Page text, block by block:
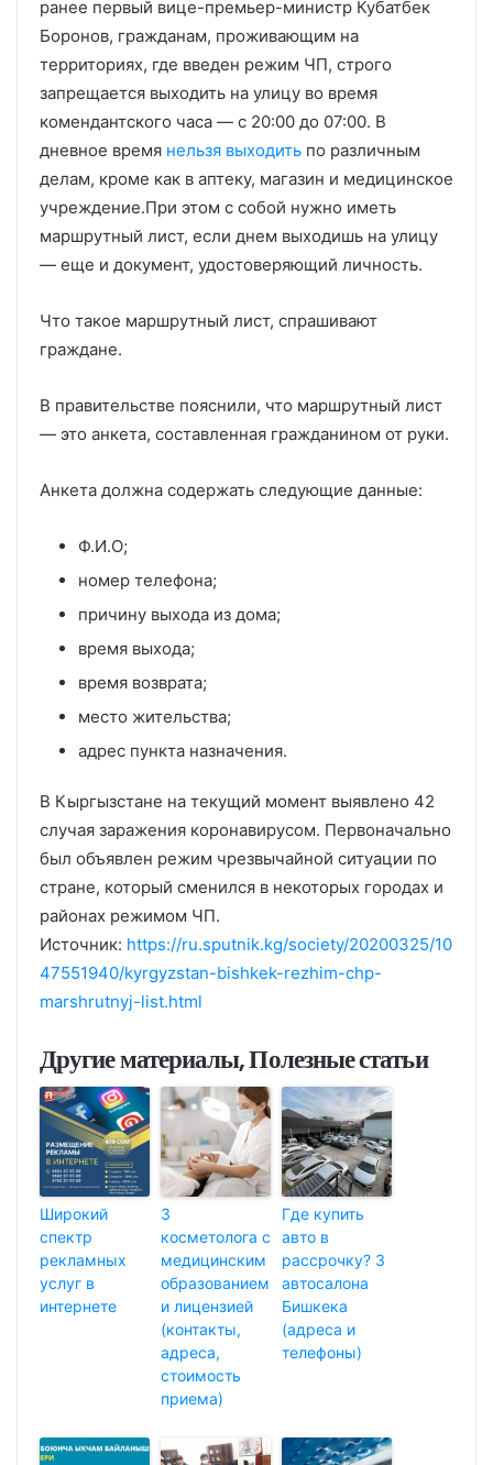
ранее первый вице-премьер-министр Кубатбек
Боронов, гражданам, проживающим на
территориях, где введен режим ЧП, строго
запрещается выходить на улицу во время
комендантского часа — с 20:00 до 07:00. В
дневное время нельзя выходить по различным
делам, кроме как в аптеку, магазин и медицинское
учреждение.При этом с собой нужно иметь
маршрутный лист, если днем выходишь на улицу
— еще и документ, удостоверяющий личность.
Что такое маршрутный лист, спрашивают
граждане.
В правительстве пояснили, что маршрутный лист
— это анкета, составленная гражданином от руки.
Анкета должна содержать следующие данные:
Ф.И.О;
номер телефона;
причину выхода из дома;
время выхода;
время возврата;
место жительства;
адрес пункта назначения.
В Кыргызстане на текущий момент выявлено 42
случая заражения коронавирусом. Первоначально
был объявлен режим чрезвычайной ситуации по
стране, который сменился в некоторых городах и
районах режимом ЧП.
Источник: https://ru.sputnik.kg/society/20200325/10
47551940/kyrgyzstan-bishkek-rezhim-chp-
marshrutnyj-list.html
Другие материалы, Полезные статьи
Широкий
спектр
рекламных
услуг в
интернете
3
косметолога с
медицинским
образованием
и лицензией
(контакты,
адреса,
стоимость
приема)
Где купить
авто в
рассрочку? 3
автосалона
Бишкека
(адреса и
телефоны)